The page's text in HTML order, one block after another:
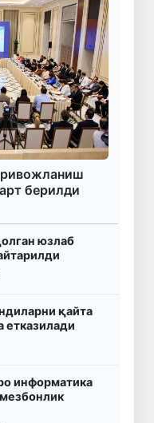
ривожланиш
берилди
юзлаб
қайта
етказилади
информатика